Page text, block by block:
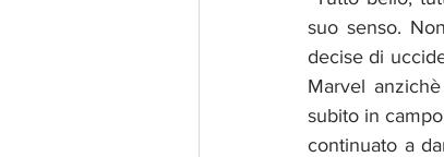
suo senso.
decise di
Marvel
subito in
continuato a